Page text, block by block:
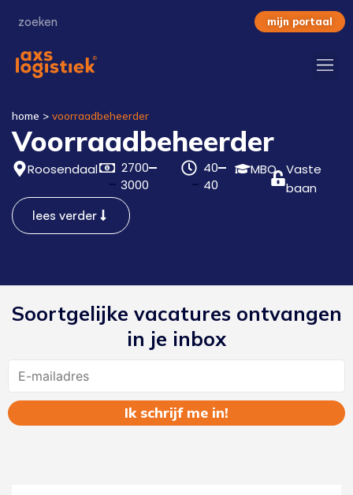
mijn portaal
home > voorraadbeheerder
Voorraadbeheerder
Roosendaal
2700
3000
40
40
MBO Vaste
baan
lees verder
Soortgelijke vacatures ontvangen
in je inbox